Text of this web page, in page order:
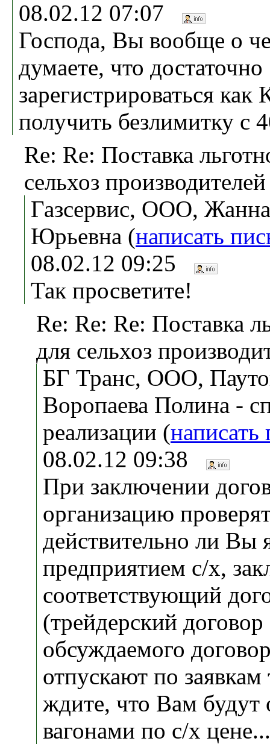
08.02.12 07:07
Господа, Вы вообще о
думаете, что достаточно
зарегистрироваться
получить безлимитку с
Re: Re: Поставка
сельхоз производителей
Газсервис, ООО, Жанна
Юрьевна (написать
08.02.12 09:25
Так просветите!
Re: Re: Re: Поставка
для сельхоз
БГ Транс, ООО,
Воропаева Полина -
реализации (написать
08.02.12 09:38
При заключении
организацию
действительно ли Вы
предприятием с/х,
соответствующий
(трейдерский договор
обсуждаемого
отпускают по
ждите, что Вам будут
вагонами по с/х цене...